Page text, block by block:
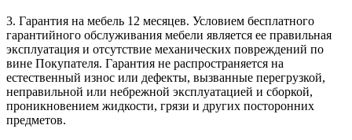
3. Гарантия на мебель 12 месяцев. Условием бесплатного
гарантийного обслуживания мебели является ее правильная
эксплуатация и отсутствие механических повреждений по
вине Покупателя. Гарантия не распространяется на
естественный износ или дефекты, вызванные перегрузкой,
неправильной или небрежной эксплуатацией и сборкой,
проникновением жидкости, грязи и других посторонних
предметов.